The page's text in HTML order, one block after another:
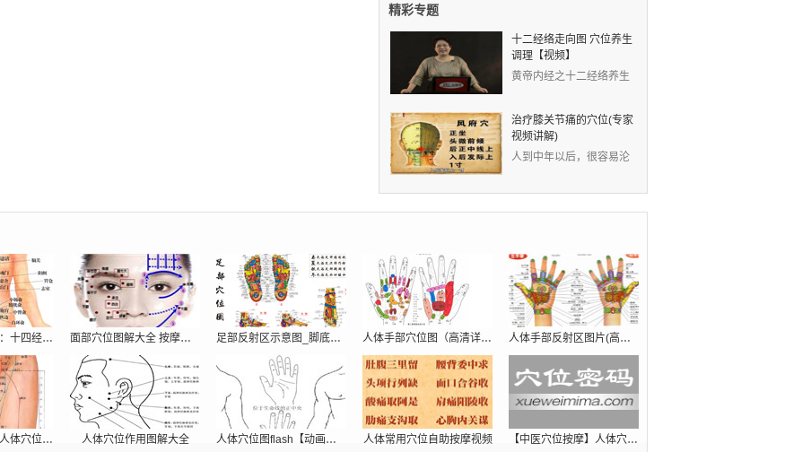
精彩专题
十二经络走向图 穴位养生
调理【视频】
黄帝内经之十二经络养生
治疗膝关节痛的穴位(专家
视频讲解)
人到中年以后，很容易沦
男性人体穴位图：十四经穴高清图解 面部穴位图解大全 按摩脸部穴位图 足部反射区示意图_脚底反射区图 人体手部穴位图（高清详解） 手掌穴位 人体手部反射区图片(高清示意图详
中医常用的男性人体穴位挂图大全 人体穴位作用图解大全 人体穴位图flash【动画演示】位置 人体常用穴位自助按摩视频 【中医穴位按摩】人体穴位按摩治病